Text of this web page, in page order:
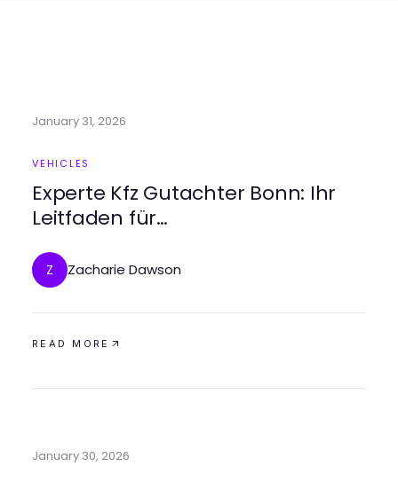
January 31, 2026
VEHICLES
Experte Kfz Gutachter Bonn: Ihr
Leitfaden für
2026
Z Zacharie Dawson
READ MORE
January 30, 2026